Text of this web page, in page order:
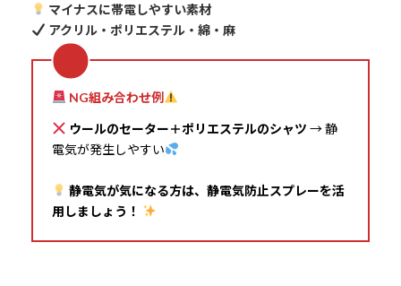
マイナスに帯電しやすい素材
アクリル・ポリエステル・綿・麻
NG組み合わせ例
ウールのセーター＋ポリエステルのシャツ → 静
電気が発生しやすい
静電気が気になる方は、静電気防止スプレーを活
用しましょう！